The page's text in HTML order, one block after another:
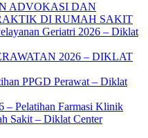
ADVOKASI DAN
DI RUMAH SAKIT
Geriatri 2026 – Diklat
2026 – DIKLAT
PPGD Perawat – Diklat
– Pelatihan Farmasi Klinik
Sakit – Diklat Center